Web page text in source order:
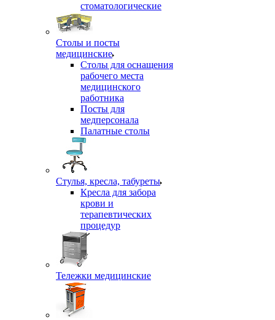
стоматологические
Столы и посты
медицинские
Столы для оснащения
рабочего места
медицинского
работника
Посты для
медперсонала
Палатные столы
Стулья, кресла, табуреты
Кресла для забора
крови и
терапевтических
процедур
Тележки медицинские